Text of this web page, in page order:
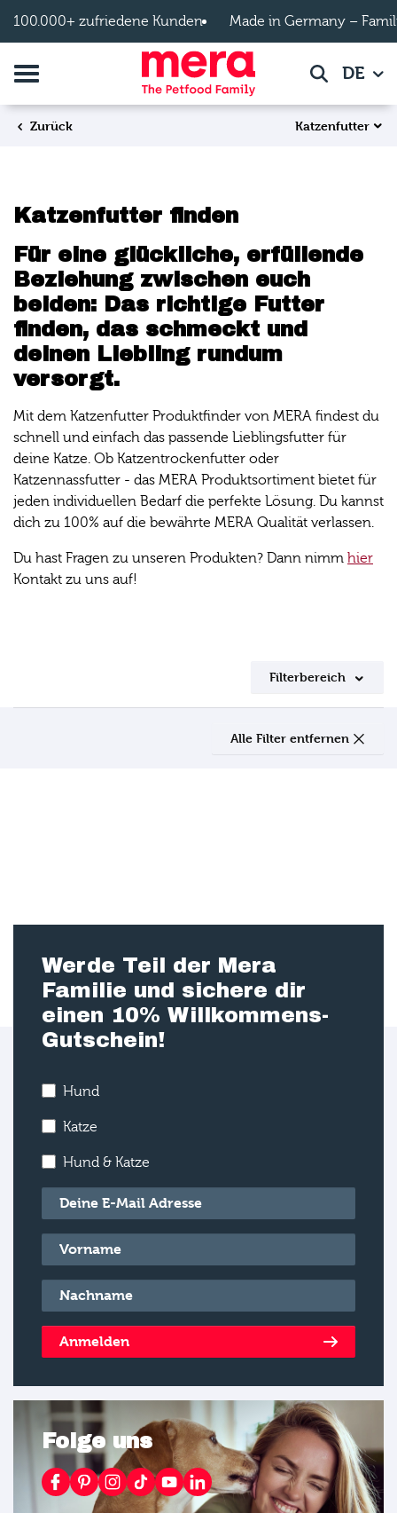
100.000+ zufriedene Kunden Made in Germany –
Navigation umschalten SucheDE
Zurück Katzenfutter
Katzenfutter finden
Für eine glückliche, erfüllende
Beziehung zwischen euch
beiden: Das richtige Futter
finden, das schmeckt und
deinen Liebling rundum
versorgt.
Mit dem Katzenfutter Produktfinder von MERA findest du
schnell und einfach das passende Lieblingsfutter für
deine Katze. Ob Katzentrockenfutter oder
Katzennassfutter - das MERA Produktsortiment bietet für
jeden individuellen Bedarf die perfekte Lösung. Du kannst
dich zu 100% auf die bewährte MERA Qualität verlassen.
Du hast Fragen zu unseren Produkten? Dann nimm hier
Kontakt zu uns auf!
Filterbereich
Alle Filter entfernen
Werde Teil der Mera
Familie und sichere dir
einen 10% Willkommens-
Gutschein!
Hund
Katze
Hund & Katze
E-Mail*
Vorname*
Nachname*
Anmelden
Folge uns